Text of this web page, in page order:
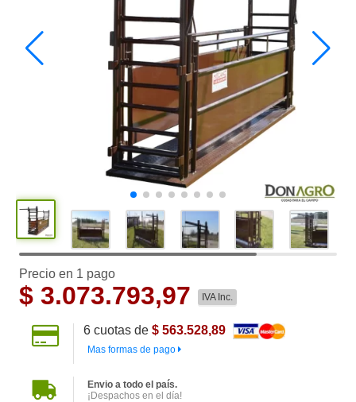
Precio en 1 pago
$3.073.793,97 IVA Inc.
6cuotas de $ 563.528,89
Mas formas de pago
Envio a todo el país.
¡Despachos en el día!